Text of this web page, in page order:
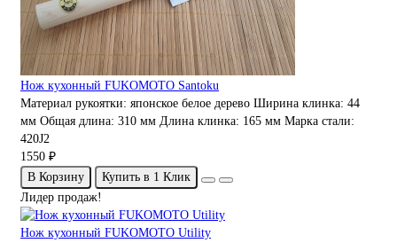
Нож кухонный FUKOMOTO Santoku
Материал рукоятки: японское белое дерево Ширина клинка: 44
мм Общая длина: 310 мм Длина клинка: 165 мм Марка стали:
420J2
1550 ₽
В Корзину
Купить в 1 Клик
Лидер продаж!
Нож кухонный FUKOMOTO Utility